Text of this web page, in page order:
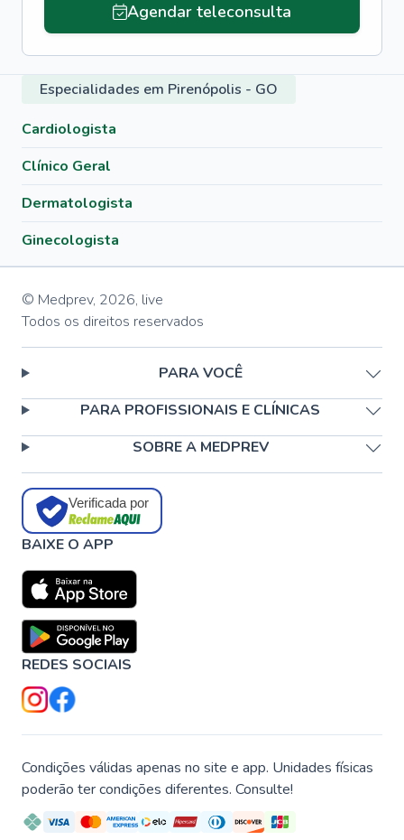
Agendar teleconsulta
Especialidades em Pirenópolis - GO
Cardiologista
Clínico Geral
Dermatologista
Ginecologista
© Medprev, 2026, live
Todos os direitos reservados
PARA VOCÊ
PARA PROFISSIONAIS E CLÍNICAS
SOBRE A MEDPREV
Verificada por
BAIXE O APP
REDES SOCIAIS
Condições válidas apenas no site e app. Unidades físicas
poderão ter condições diferentes. Consulte!